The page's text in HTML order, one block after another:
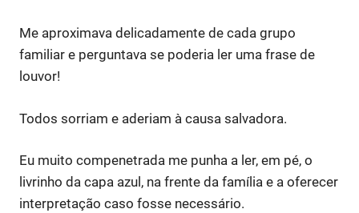
Me aproximava delicadamente de cada grupo
familiar e perguntava se poderia ler uma frase de
louvor!
Todos sorriam e aderiam à causa salvadora.
Eu muito compenetrada me punha a ler, em pé, o
livrinho da capa azul, na frente da família e a oferecer
interpretação caso fosse necessário.